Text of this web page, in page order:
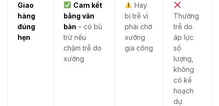
Giao
hàng
đúng
hẹn
Cam kết
bằng văn
bản – có bù
trừ nếu
chậm trễ do
xưởng
Hay
bị trễ vì
phải chờ
xưởng
gia công
Thường
trễ do
áp lực
số
lượng,
không
có kế
hoạch
dự